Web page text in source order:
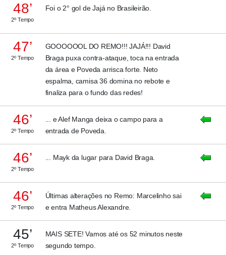
48’
2º Tempo
Foi o 2° gol de Jajá no Brasileirão.
47’
2º Tempo
GOOOOOOL DO REMO!!! JAJÁ!!! David
Braga puxa contra-ataque, toca na entrada
da área e Poveda arrisca forte. Neto
espalma, camisa 36 domina no rebote e
finaliza para o fundo das redes!
46’
2º Tempo
... e Alef Manga deixa o campo para a
entrada de Poveda.
46’
2º Tempo
... Mayk da lugar para David Braga.
46’
2º Tempo
Últimas alterações no Remo: Marcelinho sai
e entra Matheus Alexandre.
45’
2º Tempo
MAIS SETE! Vamos até os 52 minutos neste
segundo tempo.